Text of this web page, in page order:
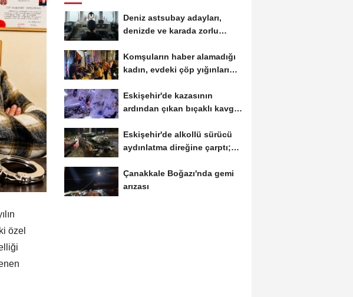
özel
Deniz astsubay adayları,
denizde ve karada zorlu
Komşuların haber alamadığı
kadın, evdeki çöp yığınları
Eskişehir'de kazasının
ardından çıkan bıçaklı kavga
Eskişehir'de alkollü sürücü
aydınlatma direğine çarptı;
Çanakkale Boğazı'nda gemi
arızası